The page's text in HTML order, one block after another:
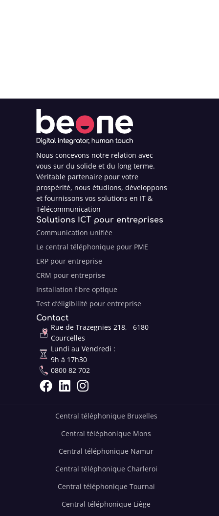
Nous concevons notre relation avec
vous sur du solide et du long terme.
Véritable partenaire pour votre
prospérité, nous étudions, développons
et fournissons vos solutions en IT &
Télécommunication
Solutions ICT pour entreprises
Communication unifiée
Le central téléphonique pour PME
ERP pour entreprise
CRM pour entreprise
Installation fibre optique
Test d’éligibilité pour entreprise
Contact
Rue de Trazegnies 218, 6180
Courcelles
Lundi au Vendredi :
9h à 17h30
0800 82 702
  
Central téléphonique Bruxelles
Central téléphonique Mons
Central téléphonique Namur
Central téléphonique Charleroi
Central téléphonique Tournai
Central téléphonique Liège